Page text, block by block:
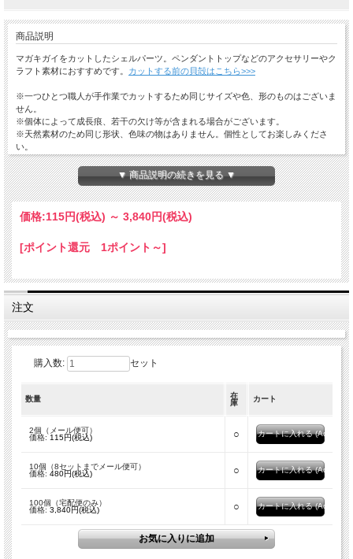
商品説明
マガキガイをカットしたシェルパーツ。ペンダントトップなどのアクセサリーやク
ラフト素材におすすめです。 カットする前の貝殻はこちら>>>
※一つひとつ職人が手作業でカットするため同じサイズや色、形のものはございま
せん。
※個体によって成長痕、若干の欠け等が含まれる場合がございます。
※天然素材のため同じ形状、色味の物はありません。個性としてお楽しみくださ
い。
☆ひとことメモ☆ 和名：マガキガイ 学名：STROMBUS LUHUANUS ASSTD SIZE
生息地：房総半島以南、インド・西太平洋、オーストラリア東岸
▼ 商品説明の続きを見る ▼
価格:115円(税込) ～ 3,840円(税込)
[ポイント還元 1ポイント～]
注文
購入数: セット
数量
在
庫
カート
2個（メール便可）
価格:115円(税込) ○
10個（8セットまでメール便可）
価格: 480円(税込) ○
100個（宅配便のみ）
価格: 3,840円(税込) ○